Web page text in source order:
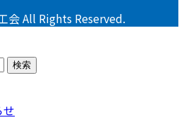
All Rights Reserved.
せ